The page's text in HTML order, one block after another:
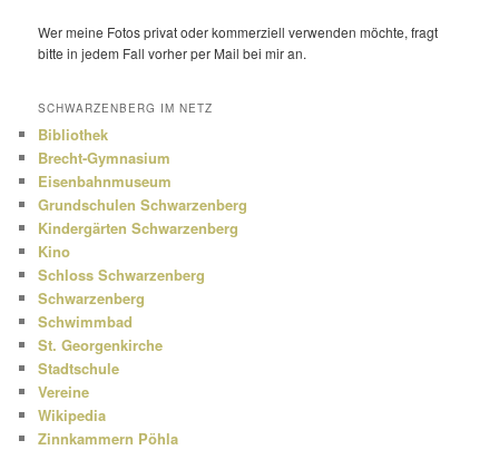
Wer meine Fotos privat oder kommer­ziell verwenden möchte, fragt
bitte in jedem Fall vorher per Mail bei mir an.
SCHWARZENBERG IM NETZ
Bibliothek
Brecht-Gymnasium
Eisenbahnmuseum
Grundschulen Schwarzenberg
Kindergärten Schwarzenberg
Kino
Schloss Schwarzenberg
Schwarzenberg
Schwimmbad
St. Georgenkirche
Stadtschule
Vereine
Wikipedia
Zinnkammern Pöhla